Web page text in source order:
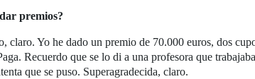
premios?
claro. Yo he dado un premio de 70.000 euros, dos
Recuerdo que se lo di a una profesora que
que se puso. Superagradecida, claro.